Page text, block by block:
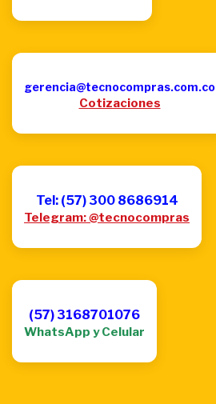
gerencia@tecnocompras.com.co
Cotizaciones
Tel: (57) 300 8686914
Telegram: @tecnocompras
(57) 3168701076
WhatsApp y Celular